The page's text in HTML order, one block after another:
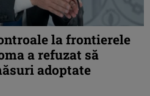
la frontierele
a refuzat să
adoptate